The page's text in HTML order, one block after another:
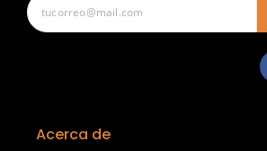
Acerca de